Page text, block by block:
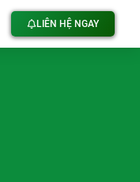
LIÊN HỆ NGAY